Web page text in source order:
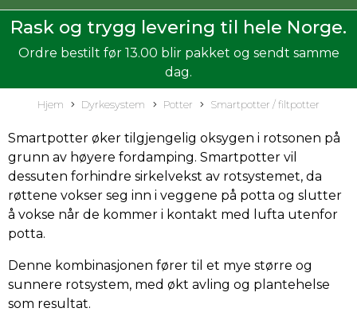
Rask og trygg levering til hele Norge.
Ordre bestilt før 13.00 blir pakket og sendt samme
dag.
Hjem Dyrkesystem Potter Smartpotter / filtpotter
Smartpotter øker tilgjengelig oksygen i rotsonen på
grunn av høyere fordamping. Smartpotter vil
dessuten forhindre sirkelvekst av rotsystemet, da
røttene vokser seg inn i veggene på potta og slutter
å vokse når de kommer i kontakt med lufta utenfor
potta.
Denne kombinasjonen fører til et mye større og
sunnere rotsystem, med økt avling og plantehelse
som resultat.